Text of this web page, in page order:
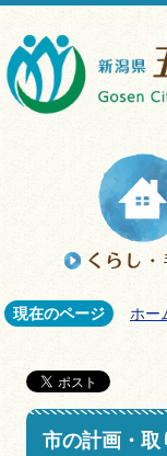
現在のページ ホー
市の計画・取